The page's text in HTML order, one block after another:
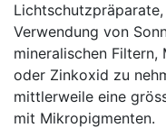
Verwendung von
mineralischen
oder Zinkoxid zu
mittlerweile eine
mit Mikropigmenten.